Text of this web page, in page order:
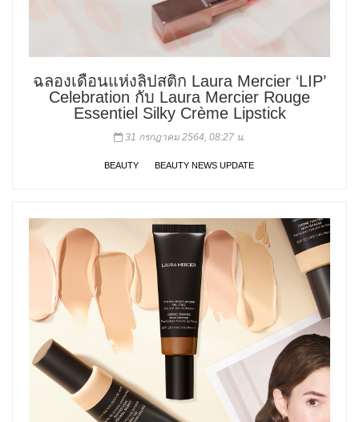
ฉลองเดือนแห่งลิปสติก Laura Mercier ‘LIP’
Celebration กับ Laura Mercier Rouge
Essentiel Silky Crème Lipstick
31 กรกฎาคม 2564, 08:27 น.
BEAUTY BEAUTY NEWS UPDATE